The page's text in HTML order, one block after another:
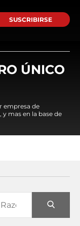
SUSCRIBIRSE
ÚNICO
empresa de
mas en la base de